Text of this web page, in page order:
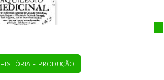
HISTÓRIA E PRODUÇÃO